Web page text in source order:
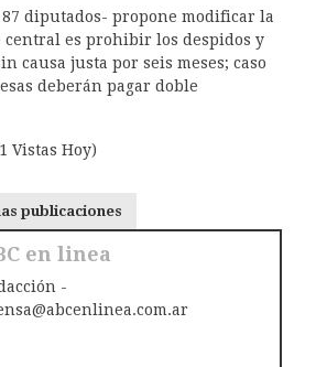
diputados- propone modificar la
es prohibir los despidos y
causa justa por seis meses; caso
deberán pagar doble
Vistas Hoy)
publicaciones
en linea
-